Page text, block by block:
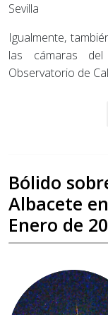
Sevilla
Igualmente,
las cámaras
Observatorio de
Bólido
Albacete
Enero de